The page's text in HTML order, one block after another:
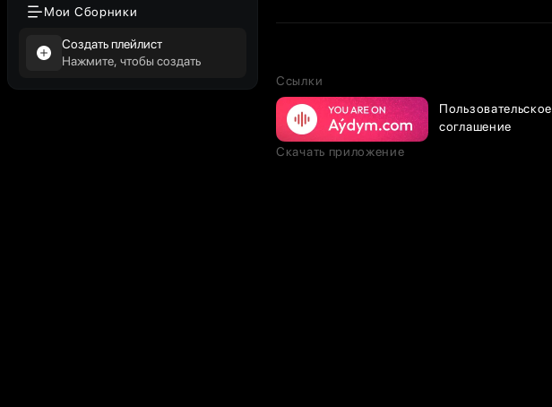
Мои Сборники
Создать плейлист
Нажмите, чтобы создать
Ссылки
Пользовательское
соглашение
Скачать приложение